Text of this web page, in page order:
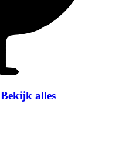
Bekijk alles